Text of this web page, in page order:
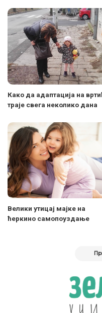
Како да адаптација на
траје свега неколико дана
Велики утицај мајке на
ћеркино самопоуздање